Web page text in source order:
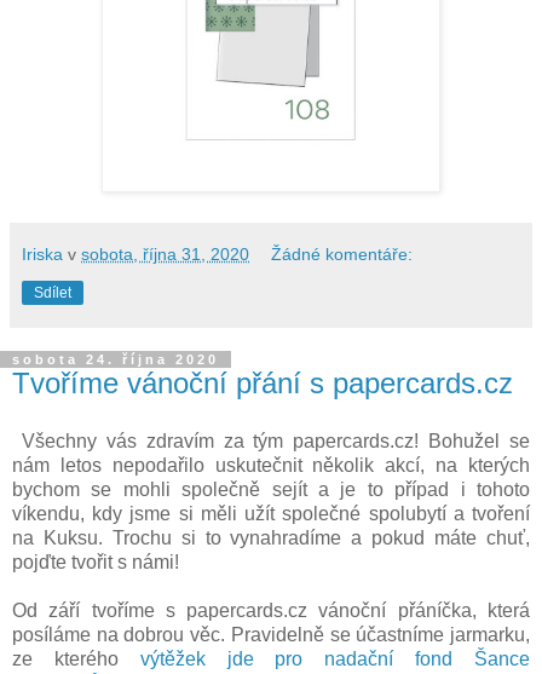
Iriska v sobota, října 31, 2020 Žádné komentáře:
Sdílet
sobota 24. října 2020
Tvoříme vánoční přání s papercards.cz
Všechny vás zdravím za tým papercards.cz! Bohužel se
nám letos nepodařilo uskutečnit několik akcí, na kterých
bychom se mohli společně sejít a je to případ i tohoto
víkendu, kdy jsme si měli užít společné spolubytí a tvoření
na Kuksu. Trochu si to vynahradíme a pokud máte chuť,
pojďte tvořit s námi!
Od září tvoříme s papercards.cz vánoční přáníčka, která
posíláme na dobrou věc. Pravidelně se účastníme jarmarku,
ze kterého výtěžek jde pro nadační fond Šance